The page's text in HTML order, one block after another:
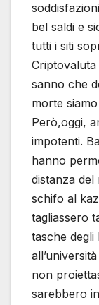
bel saldi e
tutti i siti
sanno che
morte
Però,oggi,
impotenti.
hanno
distanza del
schifo al
tagliassero
tasche degli
non
sarebbero